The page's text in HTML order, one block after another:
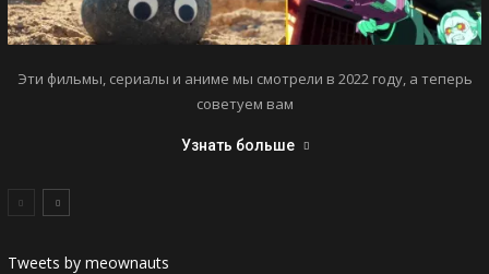
Эти фильмы, сериалы и аниме мы смотрели в 2022 году, а теперь
советуем вам
Узнать больше
Tweets by meownauts